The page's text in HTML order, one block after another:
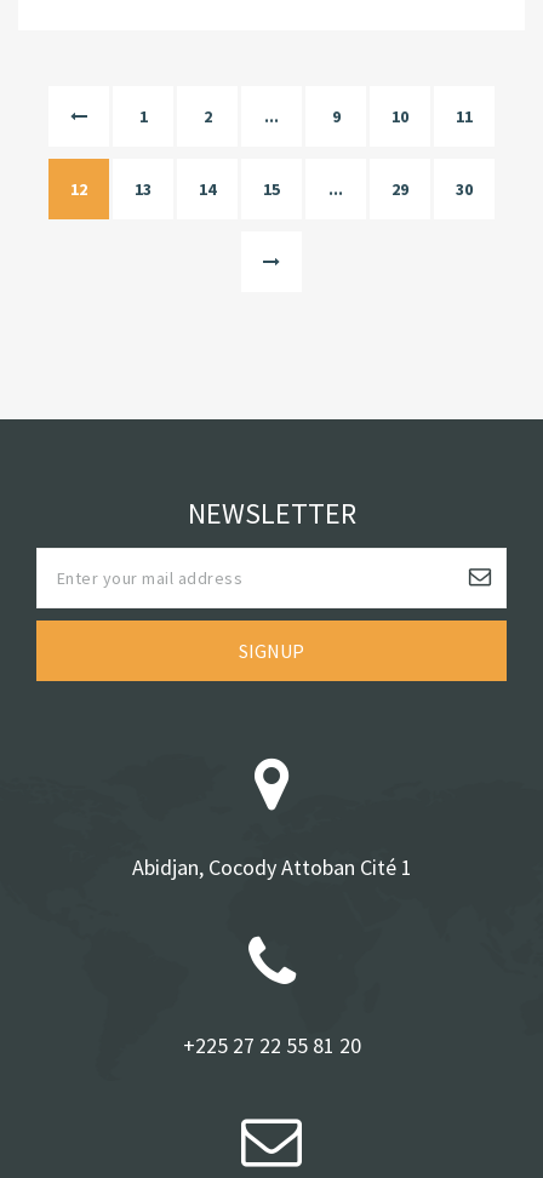
1 2 ... 9 10 11
12 13 14 15 ... 29 30
NEWSLETTER
SIGNUP
Abidjan, Cocody Attoban Cité 1
+225 27 22 55 81 20